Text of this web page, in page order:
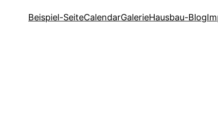
Beispiel-SeiteCalendarGalerieHausbau-Blog